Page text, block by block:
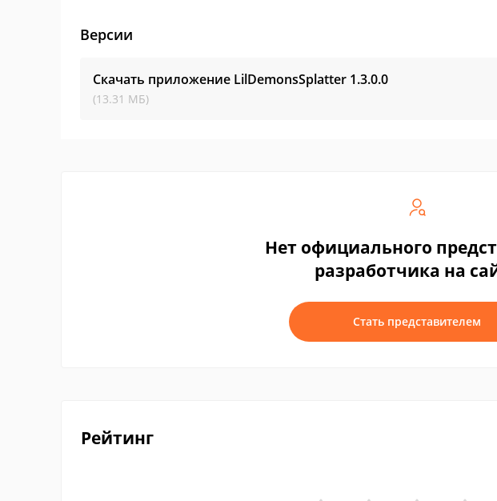
Версии
Скачать приложение LilDemonsSplatter 1.3.0.0
(13.31 МБ)
Нет официального
разработчика на
Стать представителем
Рейтинг